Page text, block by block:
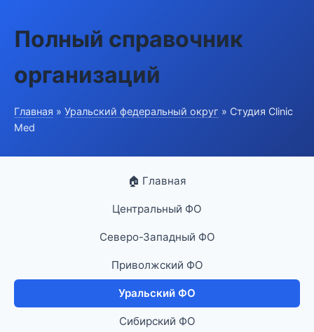
Полный справочник
организаций
Главная » Уральский федеральный округ » Студия Clinic
Med
🏠 Главная
Центральный ФО
Северо-Западный ФО
Приволжский ФО
Уральский ФО
Сибирский ФО